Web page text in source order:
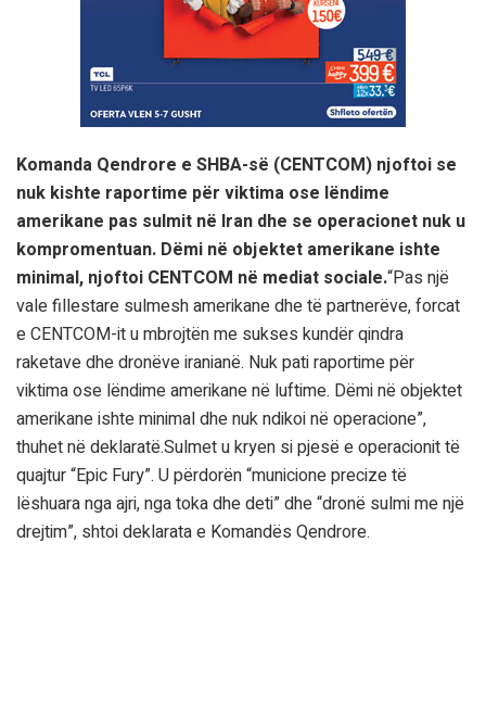
Komanda Qendrore e SHBA-së (CENTCOM) njoftoi se
nuk kishte raportime për viktima ose lëndime
amerikane pas sulmit në Iran dhe se operacionet nuk u
kompromentuan. Dëmi në objektet amerikane ishte
minimal, njoftoi CENTCOM në mediat sociale.“Pas një
vale fillestare sulmesh amerikane dhe të partnerëve, forcat
e CENTCOM-it u mbrojtën me sukses kundër qindra
raketave dhe dronëve iranianë. Nuk pati raportime për
viktima ose lëndime amerikane në luftime. Dëmi në objektet
amerikane ishte minimal dhe nuk ndikoi në operacione”,
thuhet në deklaratë.Sulmet u kryen si pjesë e operacionit të
quajtur “Epic Fury”. U përdorën “municione precize të
lëshuara nga ajri, nga toka dhe deti” dhe “dronë sulmi me një
drejtim”, shtoi deklarata e Komandës Qendrore.